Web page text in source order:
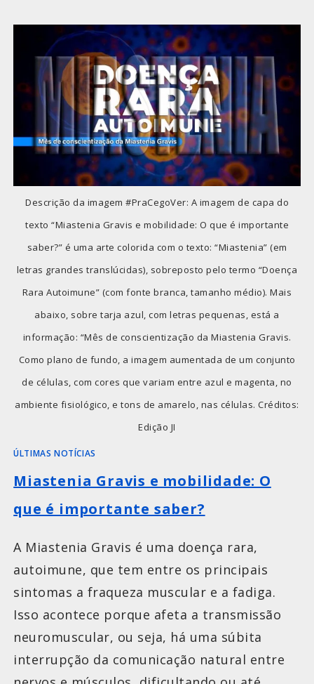
Descrição da imagem #PraCegoVer: A imagem de capa do
texto “Miastenia Gravis e mobilidade: O que é importante
saber?” é uma arte colorida com o texto: “Miastenia” (em
letras grandes translúcidas), sobreposto pelo termo “Doença
Rara Autoimune” (com fonte branca, tamanho médio). Mais
abaixo, sobre tarja azul, com letras pequenas, está a
informação: “Mês de conscientização da Miastenia Gravis.
Como plano de fundo, a imagem aumentada de um conjunto
de células, com cores que variam entre azul e magenta, no
ambiente fisiológico, e tons de amarelo, nas células. Créditos:
Edição JI
ÚLTIMAS NOTÍCIAS
Miastenia Gravis e mobilidade: O
que é importante saber?
A Miastenia Gravis é uma doença rara,
autoimune, que tem entre os principais
sintomas a fraqueza muscular e a fadiga.
Isso acontece porque afeta a transmissão
neuromuscular, ou seja, há uma súbita
interrupção da comunicação natural entre